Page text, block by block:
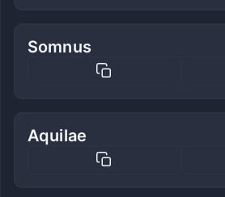
Somnus
Aquilae